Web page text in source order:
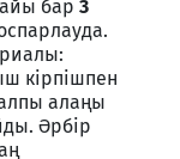
бар 3
кірпішпен
алаңы
Әрбір